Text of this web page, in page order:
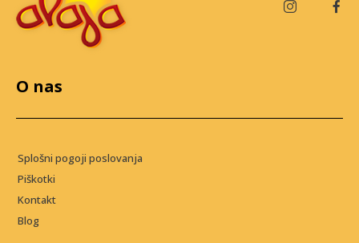
O nas
Splošni pogoji poslovanja
Piškotki
Kontakt
Blog